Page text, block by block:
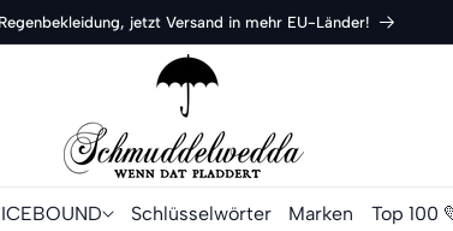
jetzt Versand in mehr EU-Länder!
ICEBOUND Schlüsselwörter Marken Top 100